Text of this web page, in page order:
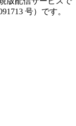
号）です。